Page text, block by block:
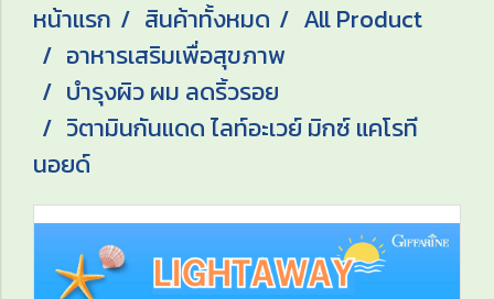
หน้าแรก สินค้าทั้งหมด
All Product
อาหารเสริมเพื่อสุขภาพ
บำรุงผิว ผม ลดริ้วรอย
วิตามินกันแดด ไลท์อะเวย์ มิกซ์ แคโรที
นอยด์